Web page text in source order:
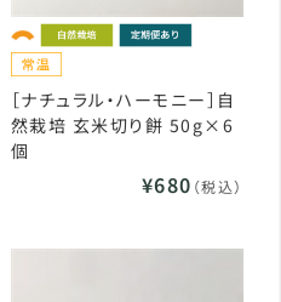
［ナチュラル・ハーモニー］自
然栽培 玄米切り餅 50g×6
個
¥680 （税込）